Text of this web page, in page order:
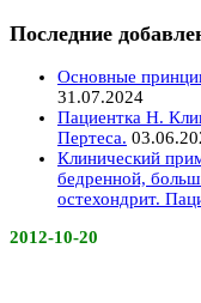
Последние
Основные
31.07.2024
Пациентка Н.
Пертеса.
Клинический
бедренной,
остехондрит.
2012-10-20